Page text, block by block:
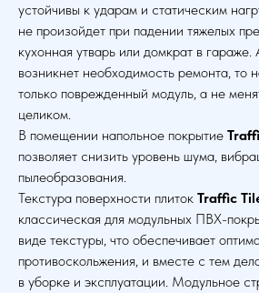
устойчивы к ударам и статическим
не произойдет при падении тяжелых
кухонная утварь или домкрат в
возникнет необходимость ремонта, то
только поврежденный модуль, а не
целиком.
В помещении напольное покрытие
позволяет снизить уровень шума,
пылеобразования.
Текстура поверхности плиток Traffic
классическая для модульных ПВХ-
виде текстуры, что обеспечивает
противоскольжения, и вместе с тем
в уборке и эксплуатации. Модульное